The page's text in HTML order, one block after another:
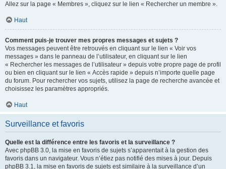
Allez sur la page « Membres », cliquez sur le lien « Rechercher un membre ».
Haut
Comment puis-je trouver mes propres messages et sujets ?
Vos messages peuvent être retrouvés en cliquant sur le lien « Voir vos
messages » dans le panneau de l’utilisateur, en cliquant sur le lien
« Rechercher les messages de l’utilisateur » depuis votre propre page de profil
ou bien en cliquant sur le lien « Accès rapide » depuis n’importe quelle page
du forum. Pour rechercher vos sujets, utilisez la page de recherche avancée et
choisissez les paramètres appropriés.
Haut
Surveillance et favoris
Quelle est la différence entre les favoris et la surveillance ?
Avec phpBB 3.0, la mise en favoris de sujets s’apparentait à la gestion des
favoris dans un navigateur. Vous n’étiez pas notifié des mises à jour. Depuis
phpBB 3.1, la mise en favoris de sujets est similaire à la surveillance d’un